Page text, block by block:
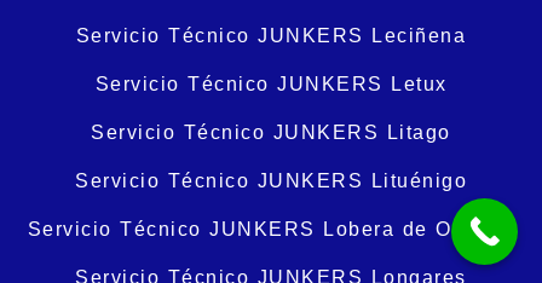
Servicio Técnico JUNKERS Leciñena
Servicio Técnico JUNKERS Letux
Servicio Técnico JUNKERS Litago
Servicio Técnico JUNKERS Lituénigo
Servicio Técnico JUNKERS Lobera de Onsella
Servicio Técnico JUNKERS Longares